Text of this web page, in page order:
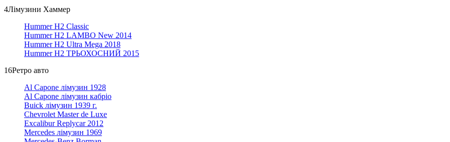
4Лімузини Хаммер
Hummer H2 Classic
Hummer H2 LAMBO New 2014
Hummer H2 Ultra Mega 2018
Hummer H2 ТРЬОХОСНИЙ 2015
16Ретро авто
Al Capone лімузин 1928
Al Capone лімузин кабріо
Buick лімузин 1939 г.
Chevrolet Master de Luxe
Excalibur Replycar 2012
Mercedes лімузин 1969